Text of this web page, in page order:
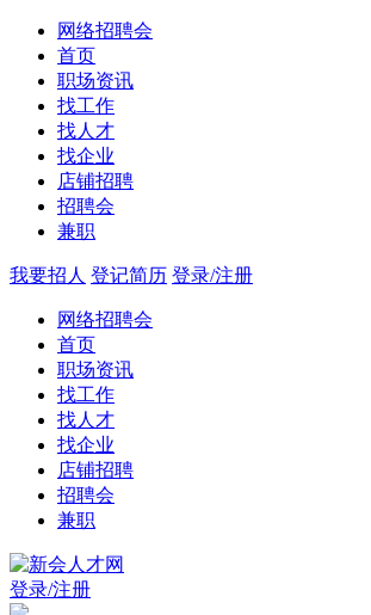
网络招聘会
首页
职场资讯
找工作
找人才
找企业
店铺招聘
招聘会
兼职
我要招人 登记简历 登录/注册
网络招聘会
首页
职场资讯
找工作
找人才
找企业
店铺招聘
招聘会
兼职
登录/注册